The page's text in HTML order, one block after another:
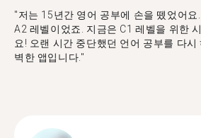
"저는 15년간 영어 공부에 손을 뗐었어요
A2 레벨이었죠. 지금은 C1 레벨을 위한
요! 오랜 시간 중단했던 언어 공부를 다
벽한 앱입니다."